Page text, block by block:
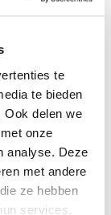
te
te bieden
Ook delen we
onze
analyse. Deze
met andere
ze hebben
services.